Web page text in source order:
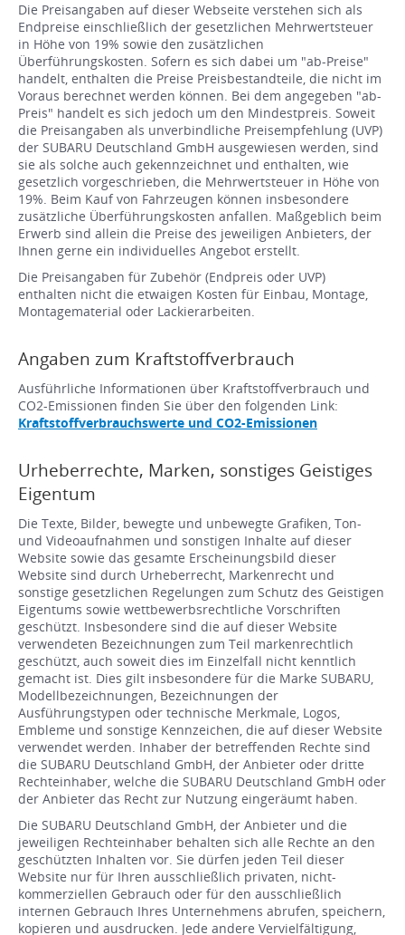
Die Preisangaben auf dieser Webseite verstehen sich als
Endpreise einschließlich der gesetzlichen Mehrwertsteuer
in Höhe von 19% sowie den zusätzlichen
Überführungskosten. Sofern es sich dabei um "ab-Preise"
handelt, enthalten die Preise Preisbestandteile, die nicht im
Voraus berechnet werden können. Bei dem angegeben "ab-
Preis" handelt es sich jedoch um den Mindestpreis. Soweit
die Preisangaben als unverbindliche Preisempfehlung (UVP)
der SUBARU Deutschland GmbH ausgewiesen werden, sind
sie als solche auch gekennzeichnet und enthalten, wie
gesetzlich vorgeschrieben, die Mehrwertsteuer in Höhe von
19%. Beim Kauf von Fahrzeugen können insbesondere
zusätzliche Überführungskosten anfallen. Maßgeblich beim
Erwerb sind allein die Preise des jeweiligen Anbieters, der
Ihnen gerne ein individuelles Angebot erstellt.
Die Preisangaben für Zubehör (Endpreis oder UVP)
enthalten nicht die etwaigen Kosten für Einbau, Montage,
Montagematerial oder Lackierarbeiten.
Angaben zum Kraftstoffverbrauch
Ausführliche Informationen über Kraftstoffverbrauch und
CO2-Emissionen finden Sie über den folgenden Link:
Kraftstoffverbrauchswerte und CO2-Emissionen
Urheberrechte, Marken, sonstiges Geistiges
Eigentum
Die Texte, Bilder, bewegte und unbewegte Grafiken, Ton-
und Videoaufnahmen und sonstigen Inhalte auf dieser
Website sowie das gesamte Erscheinungsbild dieser
Website sind durch Urheberrecht, Markenrecht und
sonstige gesetzlichen Regelungen zum Schutz des Geistigen
Eigentums sowie wettbewerbsrechtliche Vorschriften
geschützt. Insbesondere sind die auf dieser Website
verwendeten Bezeichnungen zum Teil markenrechtlich
geschützt, auch soweit dies im Einzelfall nicht kenntlich
gemacht ist. Dies gilt insbesondere für die Marke SUBARU,
Modellbezeichnungen, Bezeichnungen der
Ausführungstypen oder technische Merkmale, Logos,
Embleme und sonstige Kennzeichen, die auf dieser Website
verwendet werden. Inhaber der betreffenden Rechte sind
die SUBARU Deutschland GmbH, der Anbieter oder dritte
Rechteinhaber, welche die SUBARU Deutschland GmbH oder
der Anbieter das Recht zur Nutzung eingeräumt haben.
Die SUBARU Deutschland GmbH, der Anbieter und die
jeweiligen Rechteinhaber behalten sich alle Rechte an den
geschützten Inhalten vor. Sie dürfen jeden Teil dieser
Website nur für Ihren ausschließlich privaten, nicht-
kommerziellen Gebrauch oder für den ausschließlich
internen Gebrauch Ihres Unternehmens abrufen, speichern,
kopieren und ausdrucken. Jede andere Vervielfältigung,